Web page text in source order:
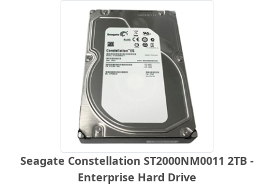
Seagate Constellation ST2000NM0011 2TB -
Enterprise Hard Drive